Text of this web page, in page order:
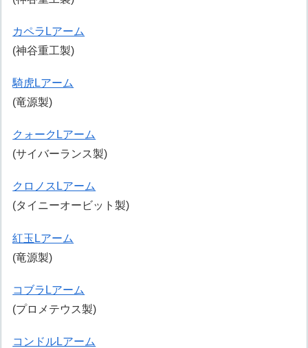
カペラLアーム
(神谷重工製)
騎虎Lアーム
(竜源製)
クォークLアーム
(サイバーランス製)
クロノスLアーム
(タイニーオービット製)
紅玉Lアーム
(竜源製)
コブラLアーム
(プロメテウス製)
コンドルLアーム